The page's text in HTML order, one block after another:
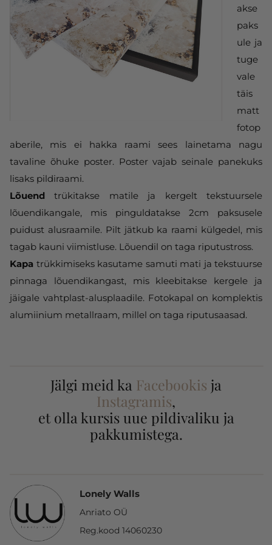
akse
paks
ule ja
tuge
vale
täis
matt
fotop
aberile, mis ei hakka raami sees lainetama nagu
tavaline õhuke poster. Poster vajab seinale panekuks
lisaks pildiraami.
Lõuend trükitakse matile ja kergelt tekstuursele
lõuendikangale, mis pinguldatakse 2cm paksusele
puidust alusraamile. Pilt jätkub ka raami külgedel, mis
tagab kauni viimistluse. Lõuendil on taga riputustross.
Kapa trükkimiseks kasutame samuti mati ja tekstuurse
pinnaga lõuendikangast, mis kleebitakse kergele ja
jäigale vahtplast-alusplaadile. Fotokapal on komplektis
alumiinium metallraam, millel on taga riputusaasad.
Jälgi meid ka Facebookis ja
Instagramis,
et olla kursis uue pildivaliku ja
pakkumistega.
Lonely Walls
Anriato OÜ
Reg.kood 14060230